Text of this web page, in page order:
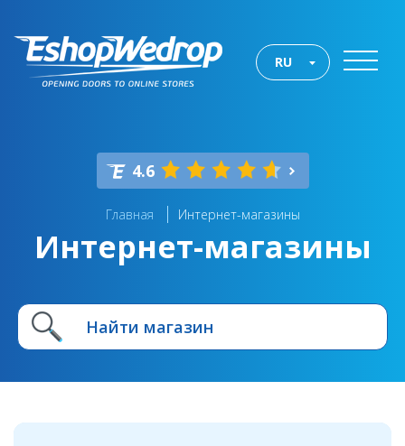
RU
4.6
Главная Интернет-магазины
Интернет-магазины